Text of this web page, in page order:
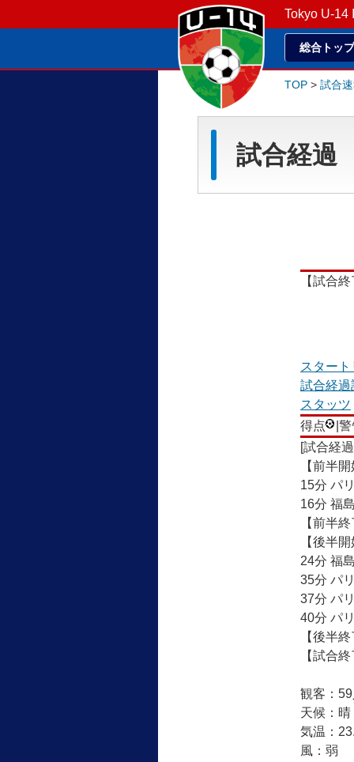
Tokyo U-14
総合トップ
TOP > 試合
試合経過
【試合
スター
試合経過
スタッツ
得点
|
[試合経
【前半
15分
16分 福
【前半
【後半
24分 福
35分
37分
40分 パ
【後半
【試合
観客：
天候：晴
気温：
風：弱